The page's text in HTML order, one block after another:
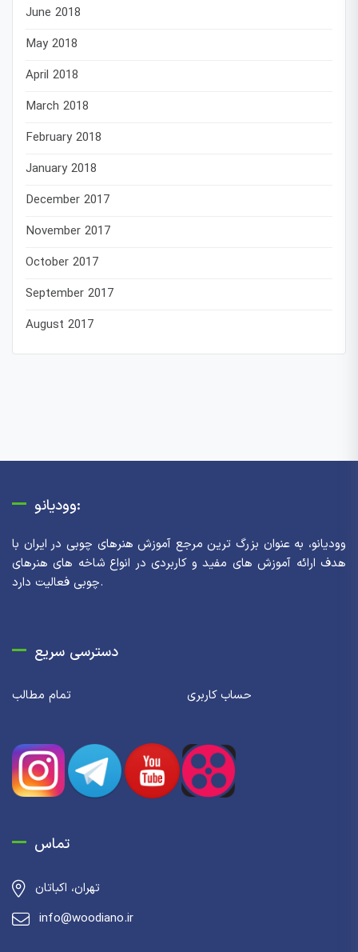
June 2018
May 2018
April 2018
March 2018
February 2018
January 2018
December 2017
November 2017
October 2017
September 2017
August 2017
وودیانو:
وودیانو، به عنوان بزرگ ترین مرجع آموزش هنرهای چوبی در ایران با
هدف ارائه آموزش های مفید و کاربردی در انواع شاخه های هنرهای
چوبی فعالیت دارد.
دسترسی سریع
تمام مطالب حساب کاربری
تماس
تهران، اکباتان
info@woodiano.ir